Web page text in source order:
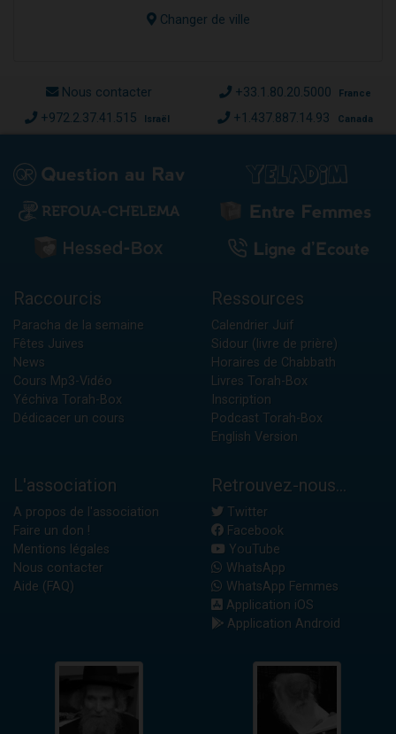
Changer de ville
Nous contacter +33.1.80.20.5000 France
+972.2.37.41.515 Israël +1.437.887.14.93 Canada
Raccourcis
Paracha de la semaine
Fêtes Juives
News
Cours Mp3-Vidéo
Yéchiva Torah-Box
Dédicacer un cours
Ressources
Calendrier Juif
Sidour (livre de prière)
Horaires de Chabbath
Livres Torah-Box
Inscription
Podcast Torah-Box
English Version
L'association
A propos de l'association
Faire un don !
Mentions légales
Nous contacter
Aide (FAQ)
Retrouvez-nous...
Twitter
Facebook
YouTube
WhatsApp
WhatsApp Femmes
Application iOS
Application Android